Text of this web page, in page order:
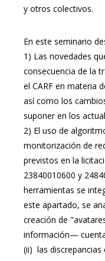
y otros colectivos.
En este seminario
1) Las novedades
consecuencia de la
el CARF en materia
así como los
suponer en los
2) El uso de
monitorización de
previstos en la
23840010600 y
herramientas se
este apartado, se
creación de
información—
(ii) las